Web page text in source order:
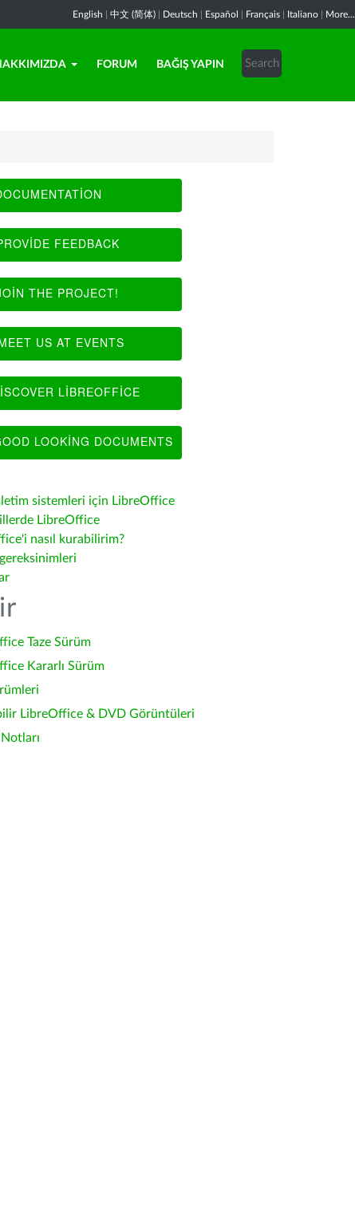
English 中文 (简体) Deutsch Español Français Italiano More...
FORUM BAĞIŞ YAPIN
FEEDBACK
THE PROJECT!
US AT EVENTS
LIBREOFFICE
LOOKING DOCUMENTS
sistemleri için LibreOffice
LibreOffice
nasıl kurabilirim?
Taze Sürüm
Kararlı Sürüm
LibreOffice & DVD Görüntüleri